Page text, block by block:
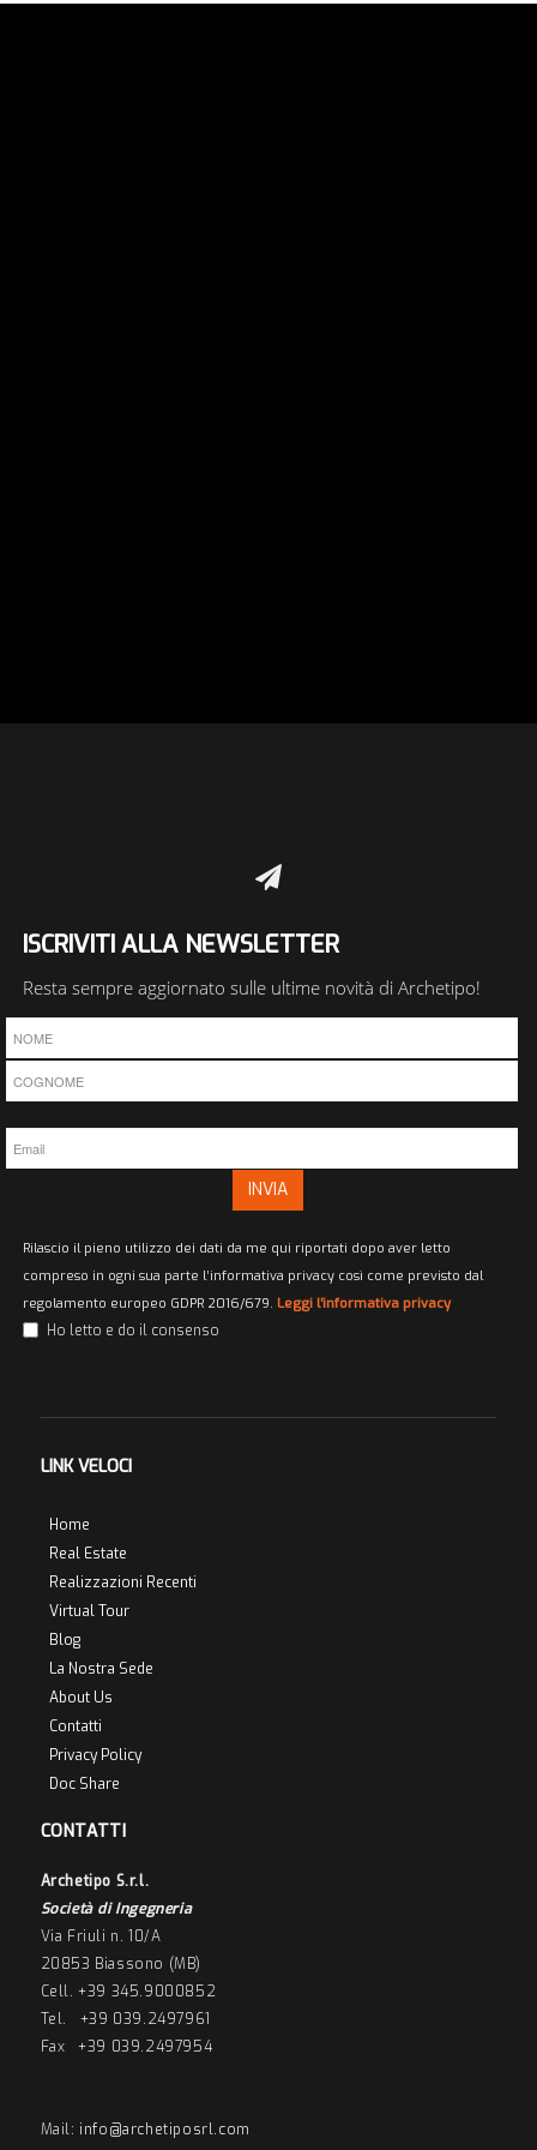
ISCRIVITI ALLA NEWSLETTER
Resta sempre aggiornato sulle ultime novità di Archetipo!
INVIA
Rilascio il pieno utilizzo dei dati da me qui riportati dopo aver letto
compreso in ogni sua parte l’informativa privacy così come previsto dal
regolamento europeo GDPR 2016/679. Leggi l'informativa privacy
Ho letto e do il consenso
LINK VELOCI
Home
Real Estate
Realizzazioni Recenti
Virtual Tour
Blog
La Nostra Sede
About Us
Contatti
Privacy Policy
Doc Share
CONTATTI
Archetipo S.r.l.
Società di Ingegneria
Via Friuli n. 10/A
20853 Biassono (MB)
Cell. +39 345.9000852
Tel. +39 039.2497961
Fax +39 039.2497954
Mail: info@archetiposrl.com